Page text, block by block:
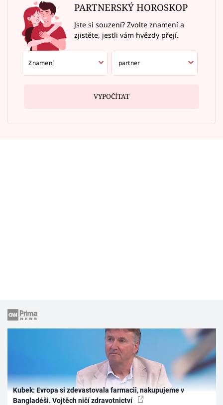
PARTNERSKÝ HOROSKOP
Jste si souzení? Zvolte znamení a
zjistěte, jestli vám hvězdy přejí.
VYPOČÍTAT
Kubek: Evropa si zdevastovala farmacii, nakupujeme v
Bangladéši. Vojtěch ničí zdravotnictví